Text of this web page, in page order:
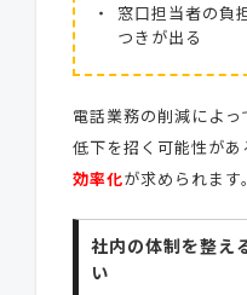
窓口担当者の負
つきが出る
電話業務の削減によ
低下を招く可能性があ
効率化が求められます。
社内の体制を整え
い